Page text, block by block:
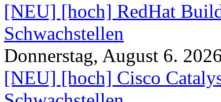
[NEU] [hoch] RedHat
Schwachstellen
Donnerstag, August 6.
[NEU] [hoch] Cisco